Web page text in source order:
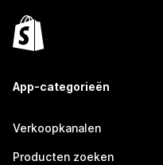
App-categorieën
Verkoopkanalen
Producten zoeken